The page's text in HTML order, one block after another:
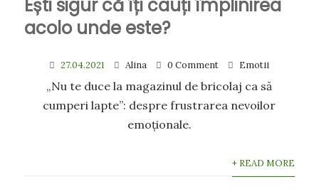
Ești sigur că îți cauți împlinirea
acolo unde este?
27.04.2021 Alina 0 Comment Emotii
„Nu te duce la magazinul de bricolaj ca să
cumperi lapte”: despre frustrarea nevoilor
emoționale.
+ READ MORE